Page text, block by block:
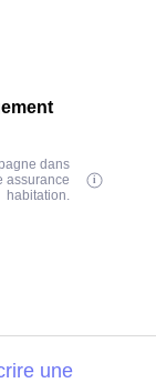
dans
assurance
habitation.
une